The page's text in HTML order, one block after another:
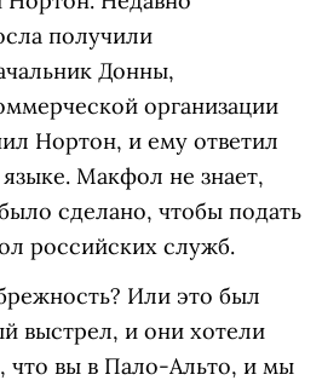
получили
Донны,
организации
Нортон, и ему ответил
Макфол не знает,
сделано, чтобы подать
российских служб.
Или это был
выстрел, и они хотели
что вы в Пало-Альто, и мы